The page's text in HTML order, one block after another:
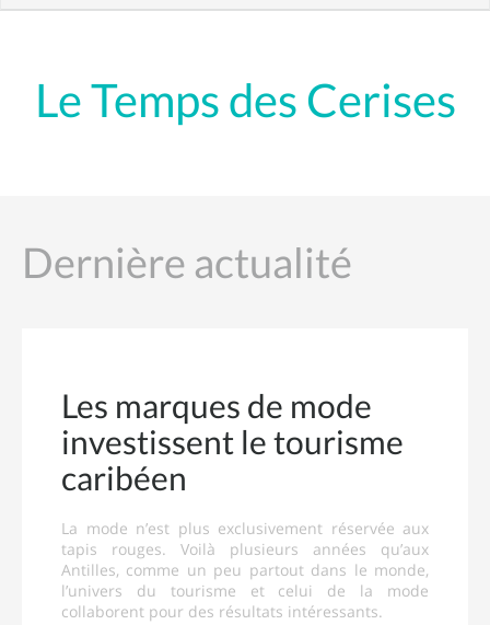
Le Temps des Cerises
Dernière actualité
Les marques de mode
investissent le tourisme
caribéen
La mode n’est plus exclusivement réservée aux
tapis rouges. Voilà plusieurs années qu’aux
Antilles, comme un peu partout dans le monde,
l’univers du tourisme et celui de la mode
collaborent pour des résultats intéressants.